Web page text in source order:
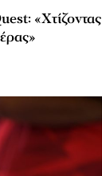
«Χτίζοντας